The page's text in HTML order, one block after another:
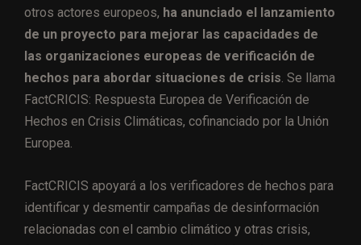
otros actores europeos, ha anunciado el lanzamiento
de un proyecto para mejorar las capacidades de
las organizaciones europeas de verificación de
hechos para abordar situaciones de crisis. Se llama
FactCRICIS: Respuesta Europea de Verificación de
Hechos en Crisis Climáticas, cofinanciado por la Unión
Europea.
FactCRICIS apoyará a los verificadores de hechos para
identificar y desmentir campañas de desinformación
relacionadas con el cambio climático y otras crisis,